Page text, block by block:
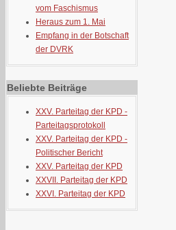
vom Faschismus
Heraus zum 1. Mai
Empfang in der Botschaft
der DVRK
Beliebte Beiträge
XXV. Parteitag der KPD -
Parteitagsprotokoll
XXV. Parteitag der KPD -
Politischer Bericht
XXV. Parteitag der KPD
XXVII. Parteitag der KPD
XXVI. Parteitag der KPD